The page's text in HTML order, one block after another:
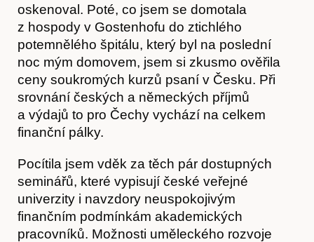
Kontakt
oskenoval. Poté, co jsem se domotala
z hospody v Gostenhofu do ztichlého
potemnělého špitálu, který byl na poslední
noc mým domovem, jsem si zkusmo ověřila
ceny soukromých kurzů psaní v Česku. Při
srovnání českých a německých příjmů
a výdajů to pro Čechy vychází na celkem
finanční pálky.
Pocítila jsem vděk za těch pár dostupných
seminářů, které vypisují české veřejné
univerzity i navzdory neuspokojivým
finančním podmínkám akademických
pracovníků. Možnosti uměleckého rozvoje